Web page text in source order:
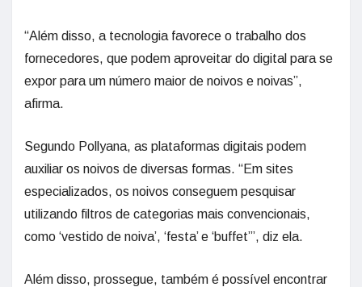
“Além disso, a tecnologia favorece o trabalho dos
fornecedores, que podem aproveitar do digital para se
expor para um número maior de noivos e noivas”,
afirma.
Segundo Pollyana, as plataformas digitais podem
auxiliar os noivos de diversas formas. “Em sites
especializados, os noivos conseguem pesquisar
utilizando filtros de categorias mais convencionais,
como ‘vestido de noiva’, ‘festa’ e ‘buffet’”, diz ela.
Além disso, prossegue, também é possível encontrar